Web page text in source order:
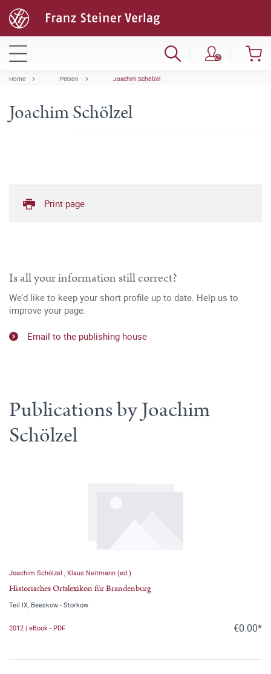
Home Person Joachim Schölzel
Joachim Schölzel
Print page
Is all your information still correct?
We’d like to keep your short profile up to date. Help us to
improve your page.
Email to the publishing house
Publications by Joachim
Schölzel
Joachim Schölzel Klaus Neitmann (ed.)
Historisches Ortslexikon für Brandenburg
Teil IX, Beeskow - Storkow
2012 | eBook - PDF €0.00*